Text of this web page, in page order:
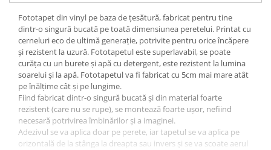
Fototapet din vinyl pe baza de țesătură, fabricat pentru tine
dintr-o singură bucată pe toată dimensiunea peretelui. Printat cu
cerneluri eco de ultimă generație, potrivite pentru orice încăpere
și rezistent la uzură. Fototapetul este superlavabil, se poate
curăța cu un burete și apă cu detergent, este rezistent la lumina
soarelui și la apă. Fototapetul va fi fabricat cu 5cm mai mare atât
pe înălțime cât și pe lungime.
Fiind fabricat dintr-o singură bucată și din material foarte
rezistent (care nu se rupe), se montează foarte ușor, nefiind
necesară potrivirea îmbinărilor și a imaginei.
Adezivul se va aplica doar pe perete, iar tapetul se va aplica pe
orizontală de la stânga la dreapta sau invers și se va scoate aerul